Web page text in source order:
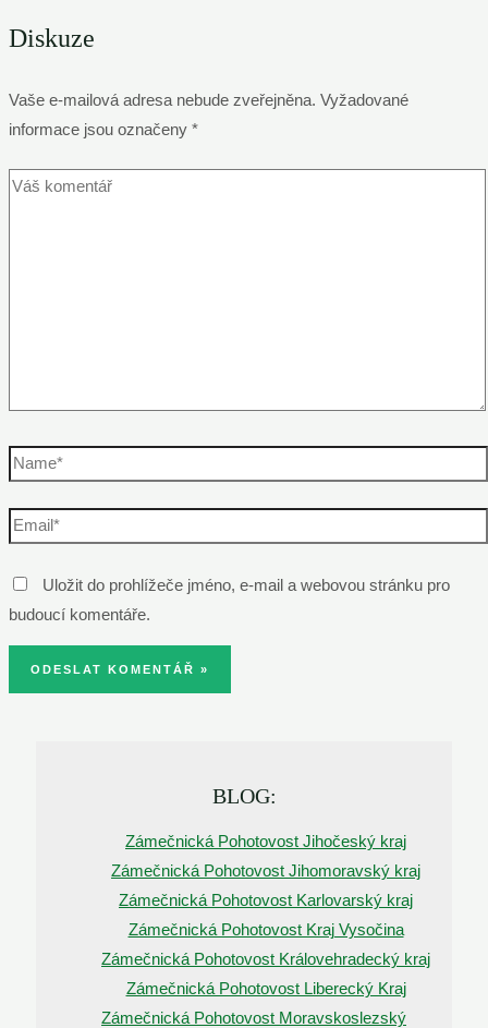
Diskuze
Vaše e-mailová adresa nebude zveřejněna. Vyžadované
informace jsou označeny *
Váš
Name*
Email*
Uložit do prohlížeče jméno, e-mail a webovou stránku pro
budoucí komentáře.
BLOG:
Zámečnická Pohotovost Jihočeský kraj
Zámečnická Pohotovost Jihomoravský kraj
Zámečnická Pohotovost Karlovarský kraj
Zámečnická Pohotovost Kraj Vysočina
Zámečnická Pohotovost Královehradecký kraj
Zámečnická Pohotovost Liberecký Kraj
Zámečnická Pohotovost Moravskoslezský